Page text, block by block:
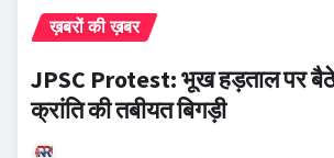
ख़बरों की ख़बर
JPSC Protest: भूख हड़ताल पर बैठे
क्रांति की तबीयत बिगड़ी